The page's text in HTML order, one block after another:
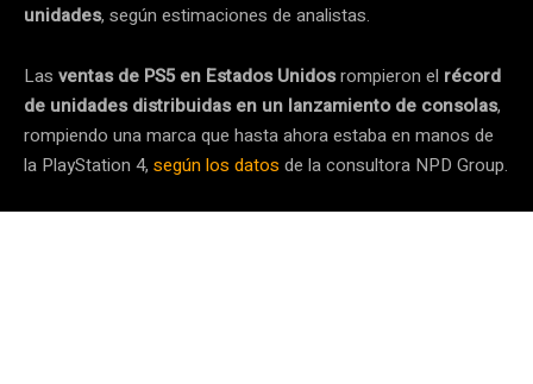
unidades, según estimaciones de analistas.
Las ventas de PS5 en Estados Unidosrompieron el récord
de unidades distribuidas en un lanzamiento de consolas,
rompiendo una marca que hasta ahora estaba en manos de
la PlayStation 4, según los datos de la consultora NPD Group.